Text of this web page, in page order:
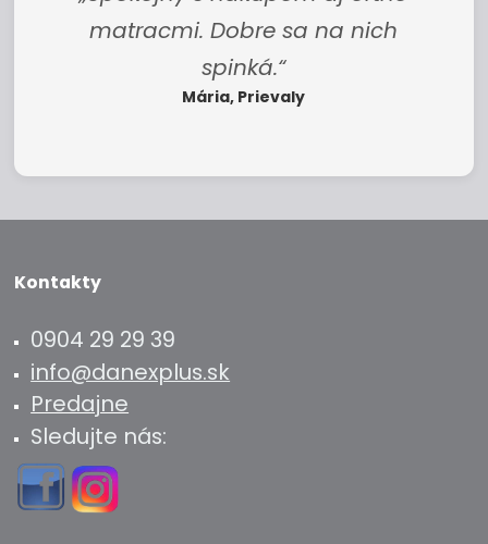
matracmi. Dobre sa na nich
spinká.“
Mária, Prievaly
Kontakty
0904 29 29 39
info@danexplus.sk
Predajne
Sledujte nás: